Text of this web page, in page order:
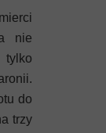
nie
do
trzy